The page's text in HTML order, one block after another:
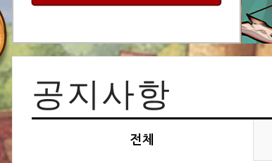
공지사항
전체